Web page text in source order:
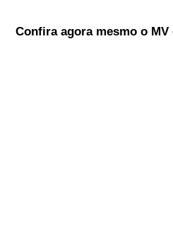
Confira agora mesmo o MV